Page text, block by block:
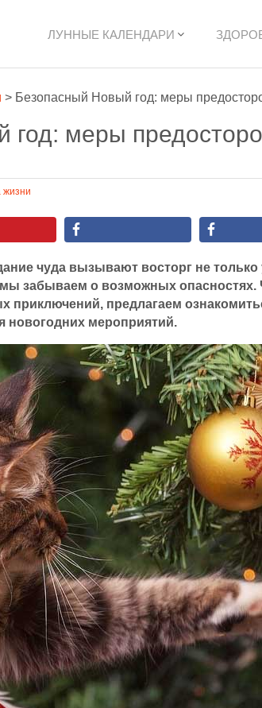
ЛУННЫЕ КАЛЕНДАРИ
> Безопасный Новый год: меры
год: меры
жизни
чуда вызывают восторг не
забываем о возможных опасностях.
приключений, предлагаем
новогодних мероприятий.